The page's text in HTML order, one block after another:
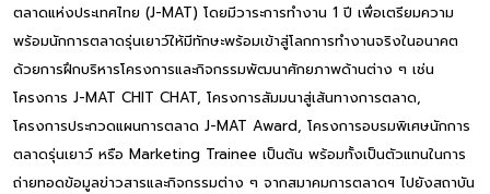
ตลาดแห่งประเทศไทย (J-MAT) โดยมีวาระการทำงาน 1 ปี เพื่อเตรียมความ
พร้อมนักการตลาดรุ่นเยาว์ให้มีทักษะพร้อมเข้าสู่โลกการทำงานจริงในอนาคต
ด้วยการฝึกบริหารโครงการและกิจกรรมพัฒนาศักยภาพด้านต่าง ๆ เช่น
โครงการ J-MAT CHIT CHAT, โครงการสัมมนาสู่เส้นทางการตลาด,
โครงการประกวดแผนการตลาด J-MAT Award, โครงการอบรมพิเศษนักการ
ตลาดรุ่นเยาว์ หรือ Marketing Trainee เป็นต้น พร้อมทั้งเป็นตัวแทนในการ
ถ่ายทอดข้อมูลข่าวสารและกิจกรรมต่าง ๆ จากสมาคมการตลาดฯ ไปยังสถาบัน